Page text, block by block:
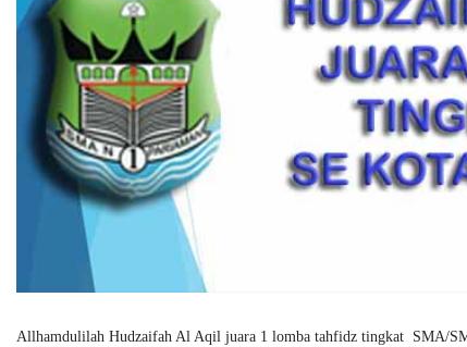
Allhamdulilah Hudzaifah Al Aqil juara 1 lomba tahfidz tingkat SMA/